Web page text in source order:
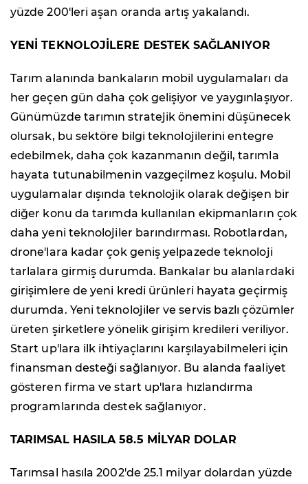
yüzde 200'leri aşan oranda artış yakalandı.
YENİ TEKNOLOJİLERE DESTEK SAĞLANIYOR
Tarım alanında bankaların mobil uygulamaları da
her geçen gün daha çok gelişiyor ve yaygınlaşıyor.
Günümüzde tarımın stratejik önemini düşünecek
olursak, bu sektöre bilgi teknolojilerini entegre
edebilmek, daha çok kazanmanın değil, tarımla
hayata tutunabilmenin vazgeçilmez koşulu. Mobil
uygulamalar dışında teknolojik olarak değişen bir
diğer konu da tarımda kullanılan ekipmanların çok
daha yeni teknolojiler barındırması. Robotlardan,
drone'lara kadar çok geniş yelpazede teknoloji
tarlalara girmiş durumda. Bankalar bu alanlardaki
girişimlere de yeni kredi ürünleri hayata geçirmiş
durumda. Yeni teknolojiler ve servis bazlı çözümler
üreten şirketlere yönelik girişim kredileri veriliyor.
Start up'lara ilk ihtiyaçlarını karşılayabilmeleri için
finansman desteği sağlanıyor. Bu alanda faaliyet
gösteren firma ve start up'lara hızlandırma
programlarında destek sağlanıyor.
TARIMSAL HASILA 58.5 MİLYAR DOLAR
Tarımsal hasıla 2002'de 25.1 milyar dolardan yüzde